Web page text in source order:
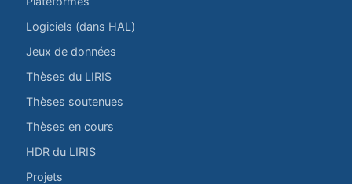
Logiciels (dans HAL)
Jeux de données
Thèses du LIRIS
Thèses soutenues
Thèses en cours
HDR du LIRIS
Projets